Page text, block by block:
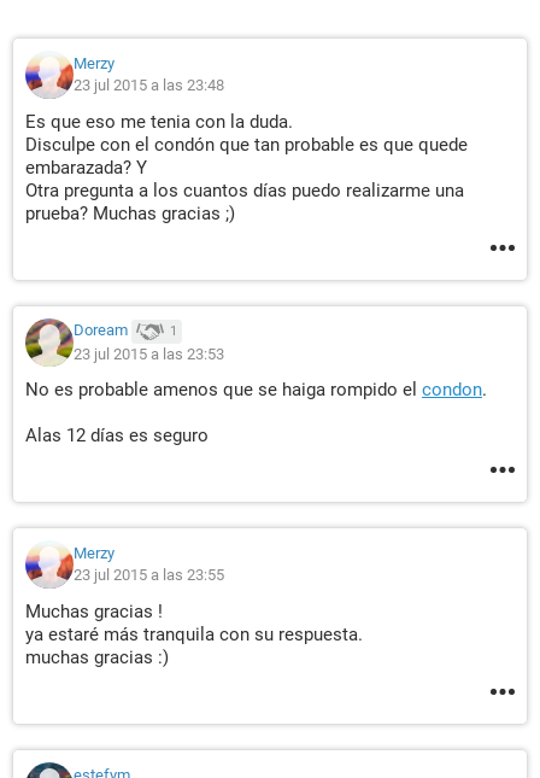
Merzy
23 jul 2015 a las 23:48
Es que eso me tenia con la duda.
Disculpe con el condón que tan probable es que quede
embarazada? Y
Otra pregunta a los cuantos días puedo realizarme una
prueba? Muchas gracias ;)
Doream 1
23 jul 2015 a las 23:53
No es probable amenos que se haiga rompido el condon.
Alas 12 días es seguro
Merzy
23 jul 2015 a las 23:55
Muchas gracias !
ya estaré más tranquila con su respuesta.
muchas gracias :)